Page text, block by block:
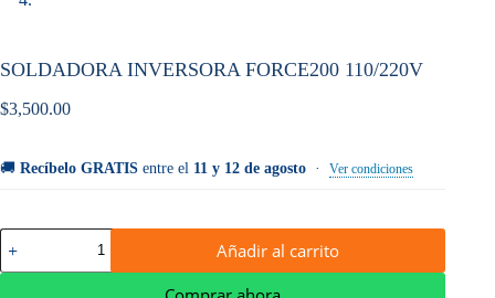
SOLDADORA INVERSORA FORCE200 110/220V
$3,500.00
🚚 Recíbelo GRATIS entre el 11 y 12 de agosto · Ver condiciones
SOLDADORA
INVERSORA
FORCE200
Añadir al carrito